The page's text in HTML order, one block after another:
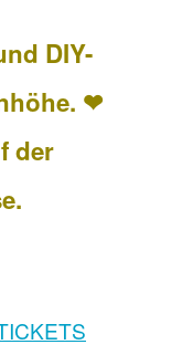
DIY-
❤
der